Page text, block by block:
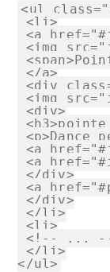
<ul
<li>
<a
<img
</a>
<div
<img
<div>
<a
<a
</div>
<a
</div>
</li>
<li>
<!-- ...
</li>
</ul>